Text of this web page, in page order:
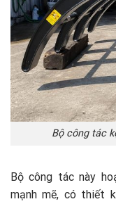
Bộ công tác
Bộ công tác này
mạnh mẽ, có thiết